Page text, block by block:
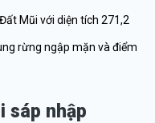
Mũi với diện tích 271,2
rừng ngập mặn và điểm
sáp nhập